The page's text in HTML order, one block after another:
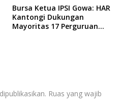
Bursa Ketua IPSI Gowa: HAR
Kantongi Dukungan
Mayoritas 17 Perguruan
Ruas yang wajib